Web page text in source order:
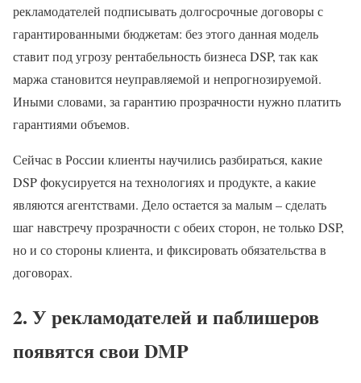
рекламодателей подписывать долгосрочные договоры с
гарантированными бюджетам: без этого данная модель
ставит под угрозу рентабельность бизнеса DSP, так как
маржа становится неуправляемой и непрогнозируемой.
Иными словами, за гарантию прозрачности нужно платить
гарантиями объемов.
Сейчас в России клиенты научились разбираться, какие
DSP фокусируется на технологиях и продукте, а какие
являются агентствами. Дело остается за малым – сделать
шаг навстречу прозрачности с обеих сторон, не только DSP,
но и со стороны клиента, и фиксировать обязательства в
договорах.
2. У рекламодателей и паблишеров
появятся свои DMP